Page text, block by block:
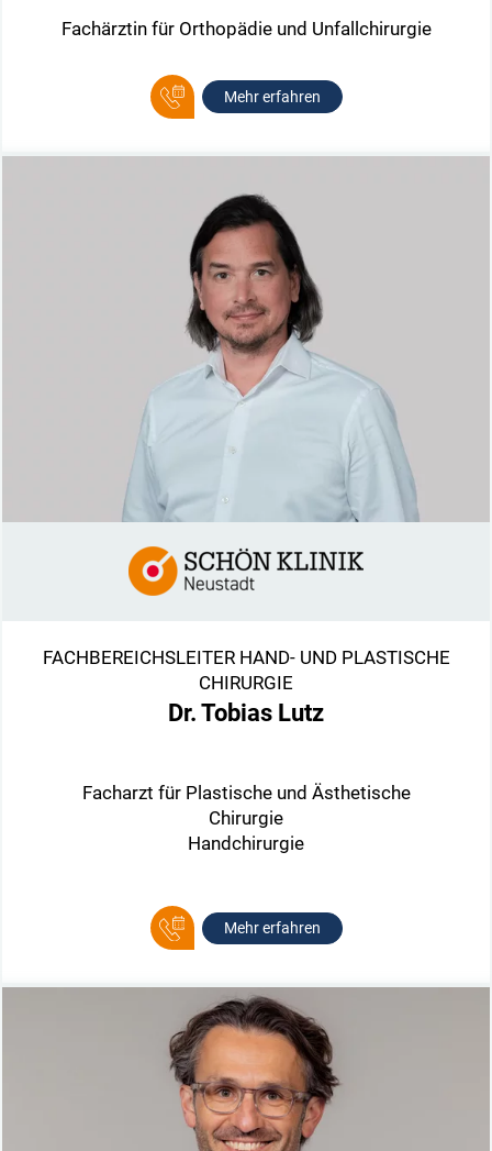
Fachärztin für Orthopädie und Unfallchirurgie
Mehr erfahren
FACHBEREICHSLEITER HAND- UND PLASTISCHE
CHIRURGIE
Dr. Tobias Lutz
Facharzt für Plastische und Ästhetische
Chirurgie
Handchirurgie
Mehr erfahren